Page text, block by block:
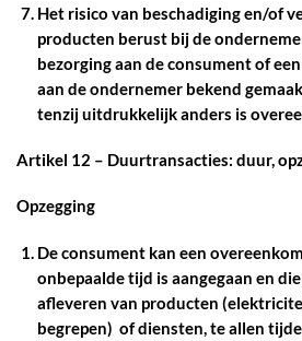
Het risico van beschadiging en/of
producten berust bij de
bezorging aan de consument of
aan de ondernemer bekend
tenzij uitdrukkelijk anders is
Artikel 12 – Duurtransacties: duur,
Opzegging
De consument kan een
onbepaalde tijd is aangegaan en
afleveren van producten
begrepen) of diensten, te allen